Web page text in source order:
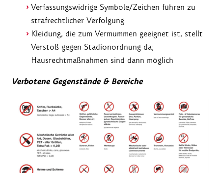
Verfassungswidrige Symbole/Zeichen führen zu
strafrechtlicher Verfolgung
Kleidung, die zum Vermummen geeignet ist, stellt
Verstoß gegen Stadionordnung da;
Hausrechtmaßnahmen sind dann möglich
Verbotene Gegenstände & Bereiche